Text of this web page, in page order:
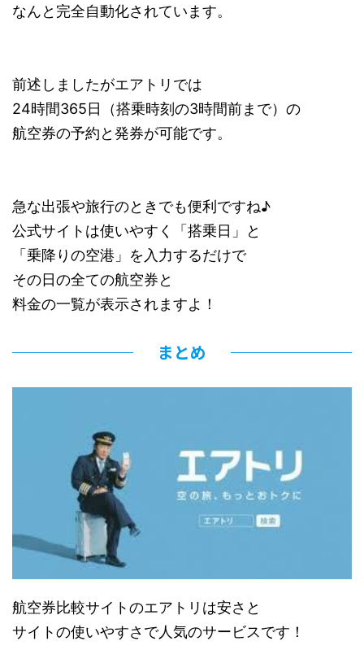
なんと完全自動化されています。
前述しましたがエアトリでは
24時間365日（搭乗時刻の3時間前まで）の
航空券の予約と発券が可能です。
急な出張や旅行のときでも便利ですね♪
公式サイトは使いやすく「搭乗日」と
「乗降りの空港」を入力するだけで
その日の全ての航空券と
料金の一覧が表示されますよ！
まとめ
航空券比較サイトのエアトリは安さと
サイトの使いやすさで人気のサービスです！